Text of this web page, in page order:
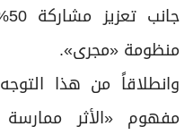
منظومة «مجرى».
وانطلاقاً من هذا
مفهوم «الأثر